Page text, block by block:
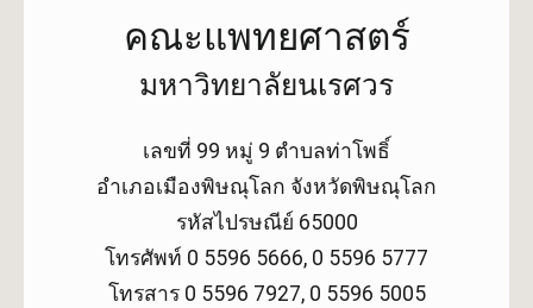
คณะแพทยศาสตร์
มหาวิทยาลัยนเรศวร
เลขที่ 99 หมู่ 9 ตำบลท่าโพธิ์
อำเภอเมืองพิษณุโลก จังหวัดพิษณุโลก
รหัสไปรษณีย์ 65000
โทรศัพท์ 0 5596 5666, 0 5596 5777
โทรสาร 0 5596 7927, 0 5596 5005